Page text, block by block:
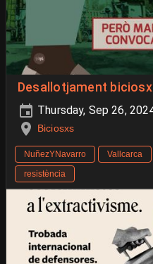
Desallotjament
Thursday, Sep 26,
Biciosxs
NuñezYNavarro Vallcarca
resistència